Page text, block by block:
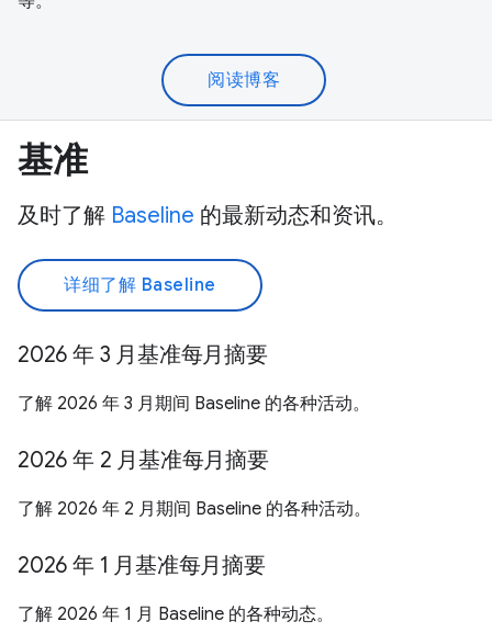
阅读博客
基准
及时了解 Baseline 的最新动态和资讯。
详细了解 Baseline
2026 年 3 月基准每月摘要
了解 2026 年 3 月期间 Baseline 的各种活动。
2026 年 2 月基准每月摘要
了解 2026 年 2 月期间 Baseline 的各种活动。
2026 年 1 月基准每月摘要
了解 2026 年 1 月 Baseline 的各种动态。